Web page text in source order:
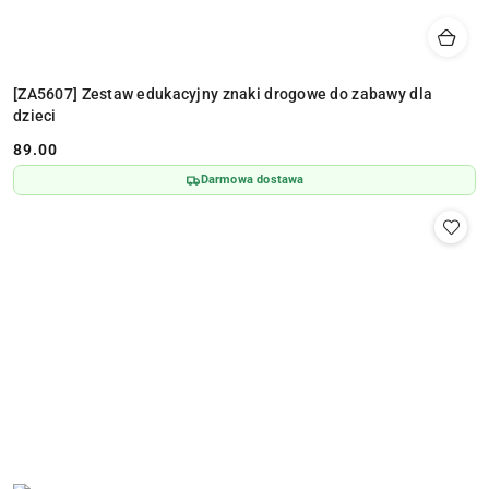
[ZA5607] Zestaw edukacyjny znaki drogowe do zabawy dla
dzieci
Cena:
89.00
Darmowa dostawa